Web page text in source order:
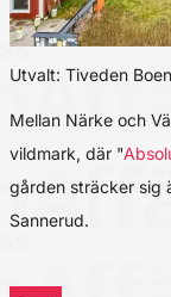
Utvalt: Tiveden
Mellan Närke och
vildmark, där "
gården sträcker sig
Sannerud.